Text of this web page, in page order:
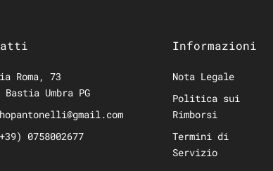
Roma, 73
Bastia Umbra PG
0758002677
Informazioni
Nota Legale
Politica sui
Rimborsi
Termini di
Servizio